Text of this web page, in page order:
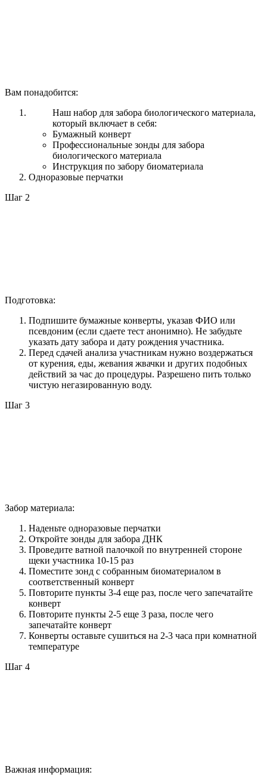
Вам понадобится:
Наш набор для забора биологического материала,
который включает в себя:
Бумажный конверт
Профессиональные зонды для забора
биологического материала
Инструкция по забору биоматериала
Одноразовые перчатки
Шаг 2
Подготовка:
Подпишите бумажные конверты, указав ФИО или
псевдоним (если сдаете тест анонимно). Не забудьте
указать дату забора и дату рождения участника.
Перед сдачей анализа участникам нужно воздержаться
от курения, еды, жевания жвачки и других подобных
действий за час до процедуры. Разрешено пить только
чистую негазированную воду.
Шаг 3
Забор материала:
Наденьте одноразовые перчатки
Откройте зонды для забора ДНК
Проведите ватной палочкой по внутренней стороне
щеки участника 10-15 раз
Поместите зонд с собранным биоматериалом в
соответственный конверт
Повторите пункты 3-4 еще раз, после чего запечатайте
конверт
Повторите пункты 2-5 еще 3 раза, после чего
запечатайте конверт
Конверты оставьте сушиться на 2-3 часа при комнатной
температуре
Шаг 4
Важная информация: